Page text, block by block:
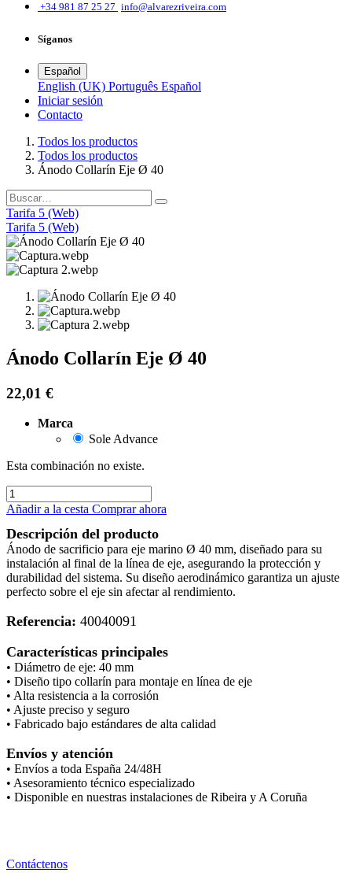
+34 981 87 25 27 info@alvarezriveira.com
Síganos
Español
English (UK) Português Español
Iniciar sesión
​Contacto
Todos los productos
Todos los productos
Ánodo Collarín Eje Ø 40
Tarifa 5 (Web)
Tarifa 5 (Web)
Ánodo Collarín Eje Ø 40
22,01 €
Marca
Sole Advance
Esta combinación no existe.
Añadir a la cesta Comprar ahora
Descripción del producto
Ánodo de sacrificio para eje marino Ø 40 mm, diseñado para su
instalación al final de la línea de eje, asegurando la protección y
durabilidad del sistema. Su diseño aerodinámico garantiza un ajuste
perfecto sobre el eje sin afectar al rendimiento.
Referencia: 40040091
Características principales
• Diámetro de eje: 40 mm
• Diseño tipo collarín para montaje en línea de eje
• Alta resistencia a la corrosión
• Ajuste preciso y seguro
• Fabricado bajo estándares de alta calidad
Envíos y atención
• Envíos a toda España 24/48H
• Asesoramiento técnico especializado
• Disponible en nuestras instalaciones de Ribeira y A Coruña
Contáctenos